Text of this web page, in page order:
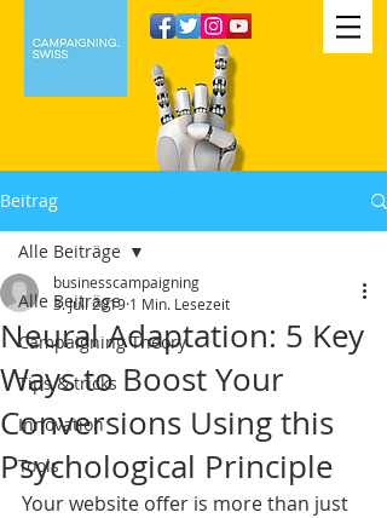
Beitrag
Alle Beiträge
Campaigning Theory
Tips & tricks
Innovation
Tools
Alle Beiträge
Neural Adaptation: 5 Key
Ways to Boost Your
Conversions Using this
Psychological Principle
businesscampaigning
3. Juli 2019 1 Min. Lesezeit
Your website offer is more than just